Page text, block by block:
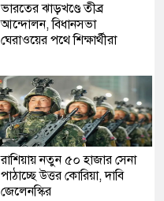
ভারতের ঝাড়খণ্ডে তীব্র
আন্দোলন, বিধানসভা
ঘেরাওয়ের পথে শিক্ষার্থীরা
রাশিয়ায় নতুন ৫০ হাজার সেনা
পাঠাচ্ছে উত্তর কোরিয়া, দাবি
জেলেনস্কির